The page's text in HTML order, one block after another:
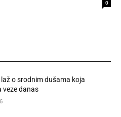
0
o srodnim dušama koja
veze danas